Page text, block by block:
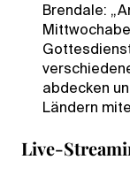
Brendale:
abdecken
Ländern
Live-